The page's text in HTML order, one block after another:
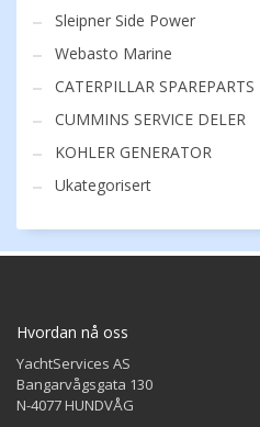
Sleipner Side Power
Webasto Marine
CATERPILLAR SPAREPARTS
CUMMINS SERVICE DELER
KOHLER GENERATOR
Ukategorisert
Hvordan nå oss
YachtServices AS
Bangarvågsgata 130
N-4077 HUNDVÅG